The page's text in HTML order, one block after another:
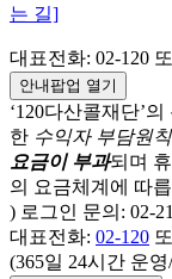
는 길]
대표전화: 02-120
안내팝업 열기
‘120다산콜재단’
한 수익자 부담원
요금이 부과되며
의 요금체계에 따
) 로그인 문의: 02-
대표전화: 02-120
(365일 24시간 운영